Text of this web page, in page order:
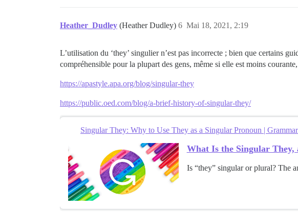
Heather_Dudley (Heather Dudley) Mai 18, 2021, 2:19
6
L’utilisation du ‘they’ singulier n’est pas incorrecte ; bien que certains
compréhensible pour la plupart des gens, même si elle est moins
https://apastyle.apa.org/blog/singular-they
https://public.oed.com/blog/a-brief-history-of-singular-they/
Singular They: Why to Use They as a Singular Pronoun |
What Is the Singular
Is “they” singular or plural? The